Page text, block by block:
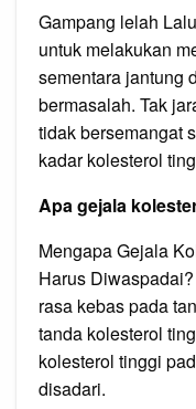
Gampang lelah
untuk melakukan
sementara jantung
bermasalah. Tak
tidak bersemangat
kadar kolesterol
Apa gejala
Mengapa Gejala
Harus
rasa kebas pada
tanda kolesterol
kolesterol tinggi
disadari.